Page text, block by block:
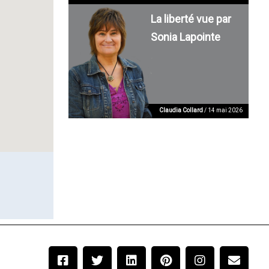
La liberté vue par
Sonia Lapointe
Claudia Collard/ 14 mai 2026